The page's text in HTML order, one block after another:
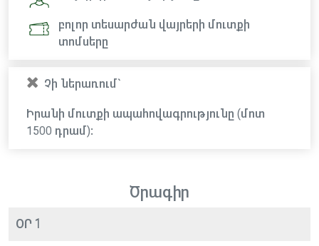
բոլոր տեսարժան վայրերի մուտքի
տոմսերը
Չի ներառում`
Իրանի մուտքի ապահովագրությունը (մոտ
1500 դրամ):
Ծրագիր
ՕՐ 1